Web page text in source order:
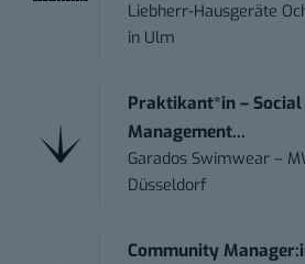
Liebherr-Hausgeräte
in Ulm
Praktikant*in – Social
Management...
Garados Swimwear –
Düsseldorf
Community